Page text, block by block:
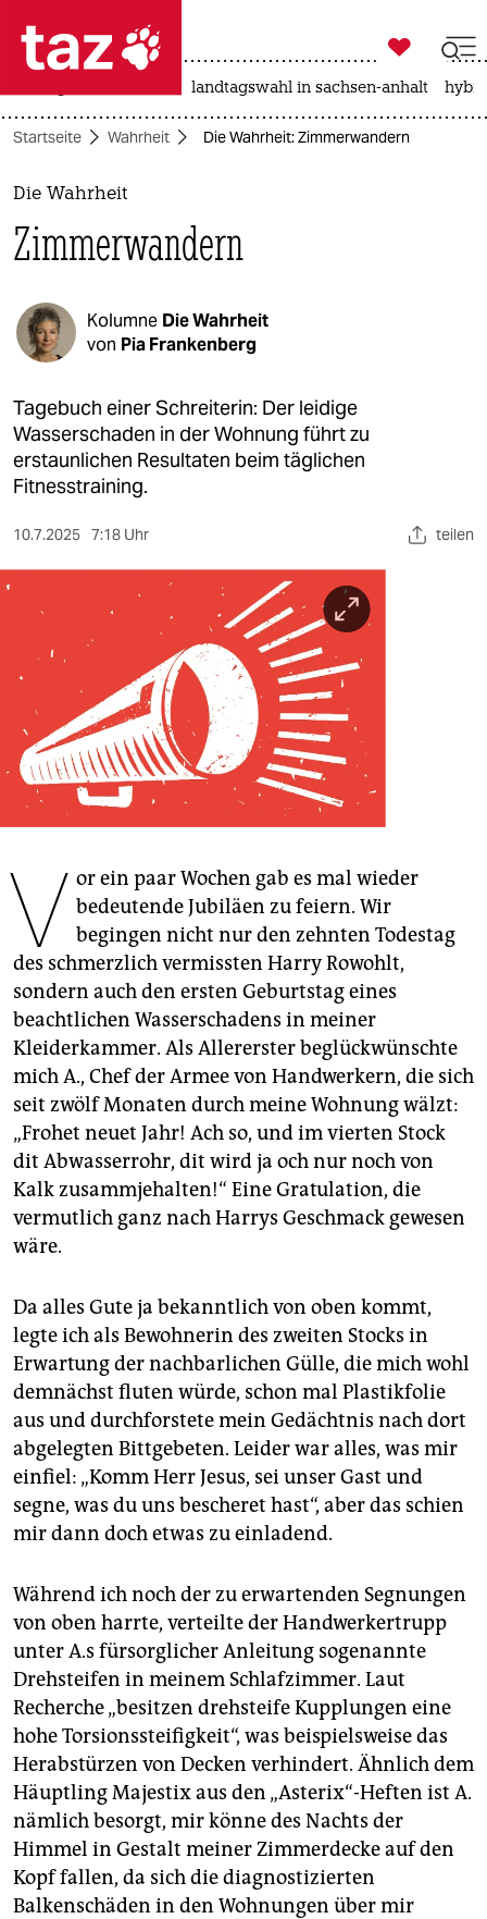
 taz zahl ich
taz zahl ich
themen
politik
öko
gesellschaft
kultur
sport
berlin
nord
verlag
veranstaltungen
shop
fragen & hilfe
abo
genossenschaft
epaper login

taz zahl ich
landtagswahl in sachsen-anhalt
Startseite Wahrheit Die Wahrheit: Zimmerwandern
Die Wahrheit
Zimmerwandern
Kolumne Die Wahrheit
von Pia Frankenberg
Tagebuch einer Schreiterin: Der leidige
Wasserschaden in der Wohnung führt zu
erstaunlichen Resultaten beim täglichen
Fitnesstraining.
10.7.2025 7:18 Uhr teilen
V or ein paar Wochen gab es mal wieder
bedeutende Jubiläen zu feiern. Wir
begingen nicht nur den zehnten Todestag
des schmerzlich vermissten Harry Rowohlt,
sondern auch den ersten Geburtstag eines
beachtlichen Wasserschadens in meiner
Kleiderkammer. Als Allererster beglückwünschte
mich A., Chef der Armee von Handwerkern, die sich
seit zwölf Monaten durch meine Wohnung wälzt:
„Frohet neuet Jahr! Ach so, und im vierten Stock
dit Abwasserrohr, dit wird ja och nur noch von
Kalk zusammjehalten!“ Eine Gratulation, die
vermutlich ganz nach Harrys Geschmack gewesen
wäre.
Da alles Gute ja bekanntlich von oben kommt,
legte ich als Bewohnerin des zweiten Stocks in
Erwartung der nachbarlichen Gülle, die mich wohl
demnächst fluten würde, schon mal Plastikfolie
aus und durchforstete mein Gedächtnis nach dort
abgelegten Bittgebeten. Leider war alles, was mir
einfiel: „Komm Herr Jesus, sei unser Gast und
segne, was du uns bescheret hast“, aber das schien
mir dann doch etwas zu einladend.
Während ich noch der zu erwartenden Segnungen
von oben harrte, verteilte der Handwerkertrupp
unter A.s fürsorglicher Anleitung sogenannte
Drehsteifen in meinem Schlafzimmer. Laut
Recherche „besitzen drehsteife Kupplungen eine
hohe Torsionssteifigkeit“, was beispielsweise das
Herabstürzen von Decken verhindert. Ähnlich dem
Häuptling Majestix aus den „Asterix“-Heften ist A.
nämlich besorgt, mir könne des Nachts der
Himmel in Gestalt meiner Zimmerdecke auf den
Kopf fallen, da sich die diagnostizierten
Balkenschäden in den Wohnungen über mir